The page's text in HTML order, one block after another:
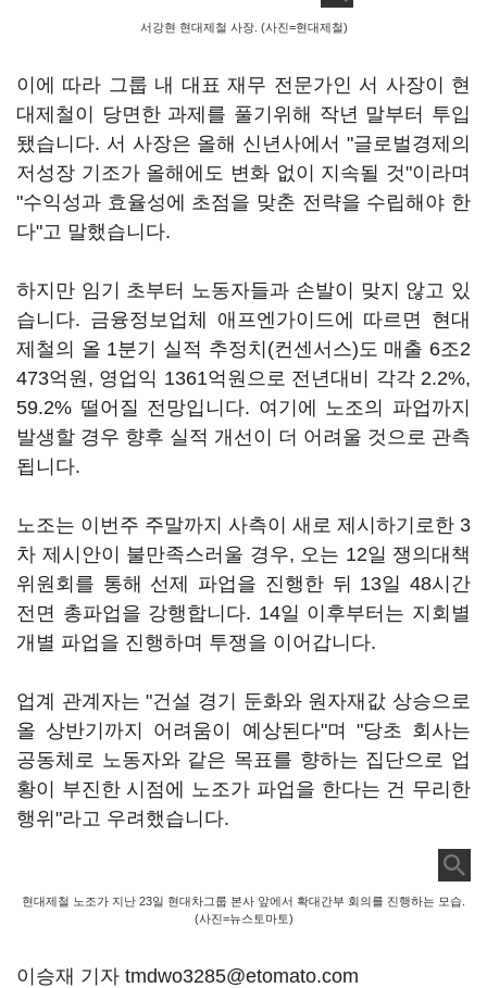
서강현 현대제철 사장. (사진=현대제철)
이에 따라 그룹 내 대표 재무 전문가인 서 사장이 현
대제철이 당면한 과제를 풀기위해 작년 말부터 투입
됐습니다. 서 사장은 올해 신년사에서 "글로벌경제의
저성장 기조가 올해에도 변화 없이 지속될 것"이라며
"수익성과 효율성에 초점을 맞춘 전략을 수립해야 한
다"고 말했습니다.
하지만 임기 초부터 노동자들과 손발이 맞지 않고 있
습니다. 금융정보업체 애프엔가이드에 따르면 현대
제철의 올 1분기 실적 추정치(컨센서스)도 매출 6조2
473억원, 영업익 1361억원으로 전년대비 각각 2.2%,
59.2% 떨어질 전망입니다. 여기에 노조의 파업까지
발생할 경우 향후 실적 개선이 더 어려울 것으로 관측
됩니다.
노조는 이번주 주말까지 사측이 새로 제시하기로한 3
차 제시안이 불만족스러울 경우, 오는 12일 쟁의대책
위원회를 통해 선제 파업을 진행한 뒤 13일 48시간
전면 총파업을 강행합니다. 14일 이후부터는 지회별
개별 파업을 진행하며 투쟁을 이어갑니다.
업계 관계자는 "건설 경기 둔화와 원자재값 상승으로
올 상반기까지 어려움이 예상된다"며 "당초 회사는
공동체로 노동자와 같은 목표를 향하는 집단으로 업
황이 부진한 시점에 노조가 파업을 한다는 건 무리한
행위"라고 우려했습니다.
현대제철 노조가 지난 23일 현대차그룹 본사 앞에서 확대간부 회의를 진행하는 모습.
(사진=뉴스토마토)
이승재 기자 tmdwo3285@etomato.com